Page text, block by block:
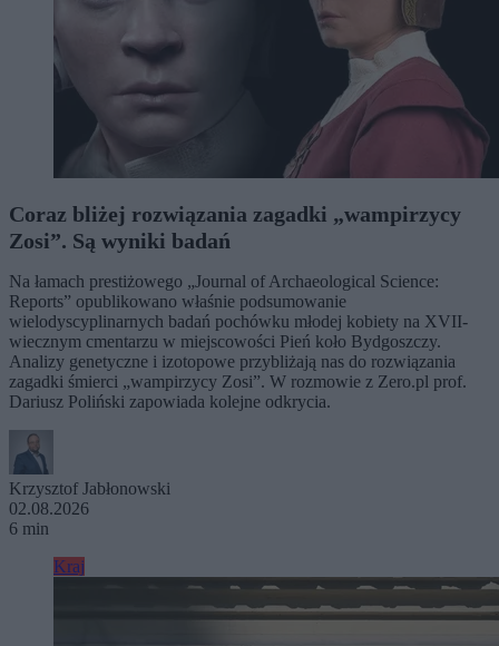
Coraz bliżej rozwiązania zagadki „wampirzycy
Zosi”. Są wyniki badań
Na łamach prestiżowego „Journal of Archaeological Science:
Reports” opublikowano właśnie podsumowanie
wielodyscyplinarnych badań pochówku młodej kobiety na XVII-
wiecznym cmentarzu w miejscowości Pień koło Bydgoszczy.
Analizy genetyczne i izotopowe przybliżają nas do rozwiązania
zagadki śmierci „wampirzycy Zosi”. W rozmowie z Zero.pl prof.
Dariusz Poliński zapowiada kolejne odkrycia.
Krzysztof Jabłonowski
02.08.2026
6 min
Kraj